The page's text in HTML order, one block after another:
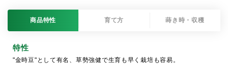
商品特性 育て方 蒔き時・収穫
特性
"金時豆"として有名、草勢強健で生育も早く栽培も容易。